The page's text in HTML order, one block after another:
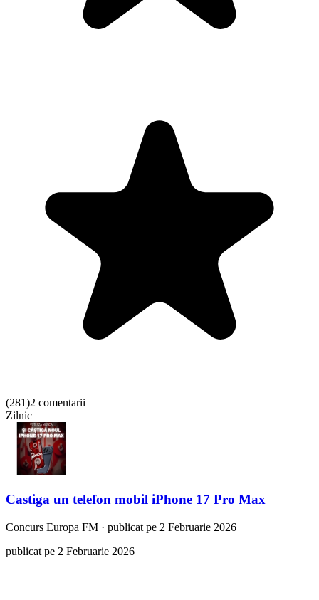
(281)2 comentarii
Zilnic
Castiga un telefon mobil iPhone 17 Pro Max
Concurs Europa FM · publicat pe 2 Februarie 2026
publicat pe 2 Februarie 2026